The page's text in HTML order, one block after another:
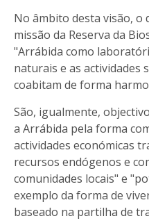
No âmbito desta visão, o
missão da Reserva da
"Arrábida como
naturais e as actividades
coabitam de forma
São, igualmente,
a Arrábida pela forma
actividades económicas
recursos endógenos e
comunidades locais" e
exemplo da forma de
baseado na partilha de